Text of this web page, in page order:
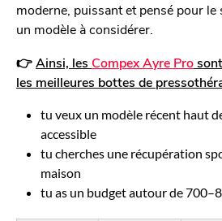
moderne, puissant et pensé pour le
un modèle à considérer.
👉Ainsi, les Compex Ayre Pro
les meilleures bottes de
tu veux un modèle récent haut
accessible
tu cherches une récupération
maison
tu as un budget autour de